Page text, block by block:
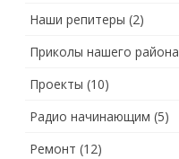
Наши репитеры (2)
Приколы нашего района
Проекты (10)
Радио начинающим (5)
Ремонт (12)